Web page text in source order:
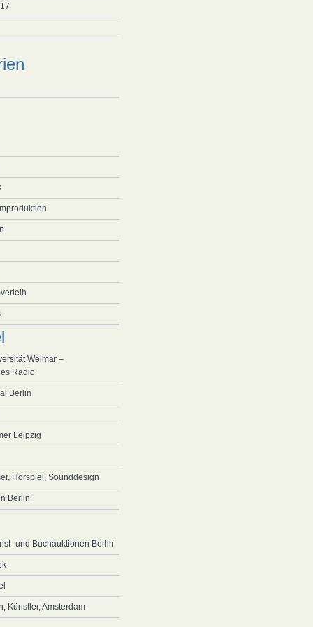
Weimar –
Radio
Berlin
Leipzig
Hörspiel, Sounddesign
Berlin
und Buchauktionen Berlin
Künstler, Amsterdam